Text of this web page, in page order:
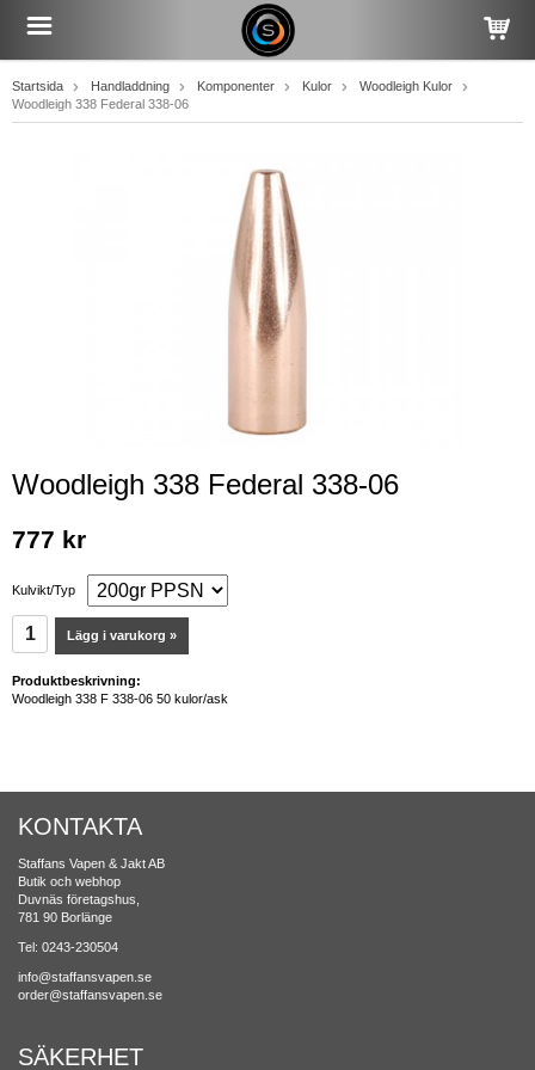
Startsida Handladdning Komponenter Kulor
Woodleigh Kulor
Woodleigh 338 Federal 338-06
Woodleigh 338 Federal 338-06
777 kr
Kulvikt/Typ
Lägg i varukorg »
Produktbeskrivning:
Woodleigh 338 F 338-06 50 kulor/ask
KONTAKTA
Staffans Vapen & Jakt AB
Butik och webhop
Duvnäs företagshus,
781 90 Borlänge
Tel: 0243-230504
info@staffansvapen.se
order@staffansvapen.se
SÄKERHET